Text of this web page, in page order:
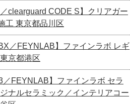
clearguard CODE S】クリアガー
工 東京都品川区
／FEYNLAB】ファインラボ レギ
京都港区
／FEYNLAB】ファインラボ セラ
ナルセラミック／インテリアコー